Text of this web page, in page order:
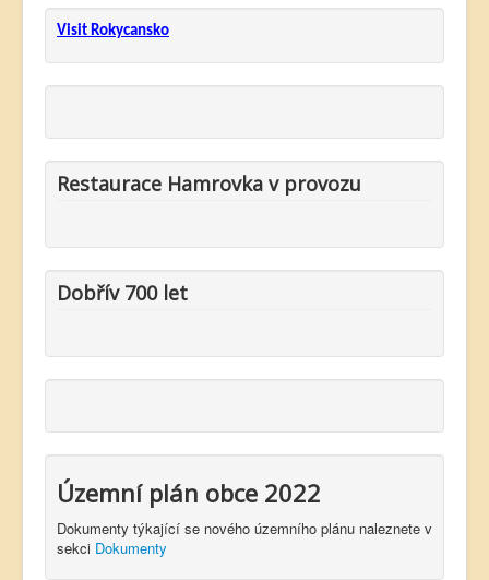
Visit Rokycansko
Restaurace Hamrovka v provozu
Dobřív 700 let
Územní plán obce 2022
Dokumenty týkající se nového územního plánu naleznete v
sekci Dokumenty